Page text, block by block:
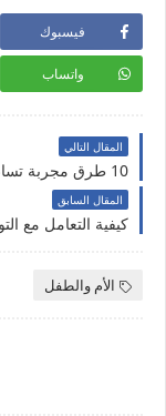
فيسبوك
واتساب
المقال التالي
10 طرق مجربة تساعدك على قراءة عقل الشخص الذى أمامك
المقال السابق
كيفية التعامل مع
الأم والطفل